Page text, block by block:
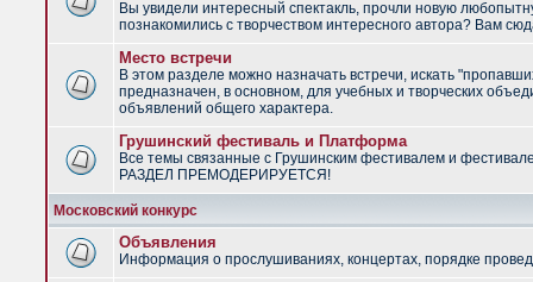
Вы увидели интересный спектакль, прочли новую
познакомились с творчеством интересного автора? Вам
Место встречи
В этом разделе можно назначать встречи, искать
предназначен, в основном, для учебных и творческих
объявлений общего характера.
Грушинский фестиваль и Платформа
Все темы связанные с Грушинским фестивалем и
РАЗДЕЛ ПРЕМОДЕРИРУЕТСЯ!
Московский конкурс
Объявления
Информация о прослушиваниях, концертах, порядке